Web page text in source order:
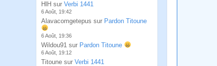
HlH sur Verbi 1441
6 Août, 19:42
Alavacomgetepus sur Pardon Titoune
6 Août, 19:36
Wildou91 sur Pardon Titoune
6 Août, 19:12
Titoune sur Verbi 1441